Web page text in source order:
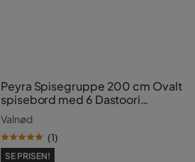
Peyra Spisegruppe 200 cm Ovalt
spisebord med 6 Dastoori
Spisestole
Valnød
(1)
SE PRISEN!